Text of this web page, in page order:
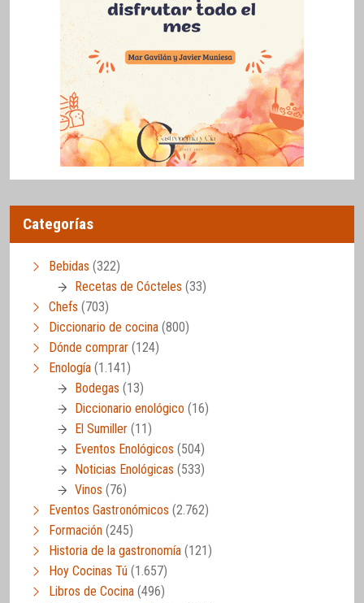
Categorías
Bebidas (322)
Recetas de Cócteles (33)
Chefs (703)
Diccionario de cocina (800)
Dónde comprar (124)
Enología (1.141)
Bodegas (13)
Diccionario enológico (16)
El Sumiller (11)
Eventos Enológicos (504)
Noticias Enológicas (533)
Vinos (76)
Eventos Gastronómicos (2.762)
Formación (245)
Historia de la gastronomía (121)
Hoy Cocinas Tú (1.657)
Libros de Cocina (496)